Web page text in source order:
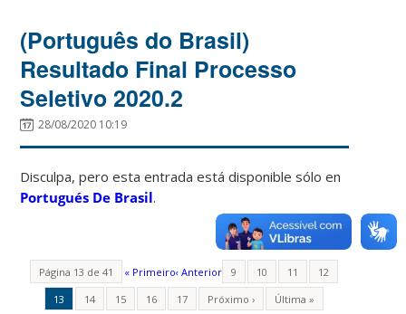
(Português do Brasil)
Resultado Final Processo
Seletivo 2020.2
28/08/2020 10:19
Disculpa, pero esta entrada está disponible sólo en
Portugués De Brasil.
Página 13 de 41 « Primeiro‹ Anterior 9 10 11
12
13
14 15 16 17 Próximo › Última »